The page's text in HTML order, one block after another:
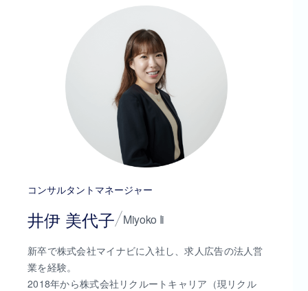
コンサルタントマネージャー
井伊 美代子 Miyoko Ii
新卒で株式会社マイナビに入社し、求人広告の法人営
業を経験。
2018年から株式会社リクルートキャリア（現リクル